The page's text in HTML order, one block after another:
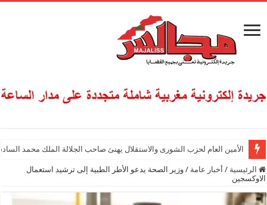
الأمين العام لحزب الشورى والاستقلال يهنئ صاحب الجلالة الملك محمد
الرئيسية / أخبار عامة / وزير الصحة يدعو الأطر الطبية إلى ترشيد استعمال
الاوكسجين